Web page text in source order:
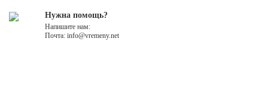
Нужна помощь?
Напишите нам:
Почта: info@vremeny.net